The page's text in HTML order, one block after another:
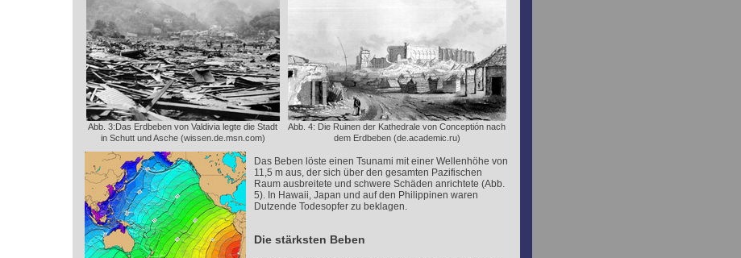
Abb. 3:Das Erdbeben von Valdivia legte die Stadt
in Schutt und Asche (wissen.de.msn.com)
Abb. 4: Die Ruinen der Kathedrale von Conceptión nach
dem Erdbeben (de.academic.ru)
Das Beben löste einen Tsunami mit einer Wellenhöhe von
11,5 m aus, der sich über den gesamten Pazifischen
Raum ausbreitete und schwere Schäden anrichtete (Abb.
5). In Hawaii, Japan und auf den Philippinen waren
Dutzende Todesopfer zu beklagen.
Die stärksten Beben